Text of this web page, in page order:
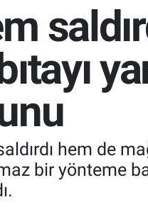
hem de
bir yönteme
Haritası
ve Fikstür